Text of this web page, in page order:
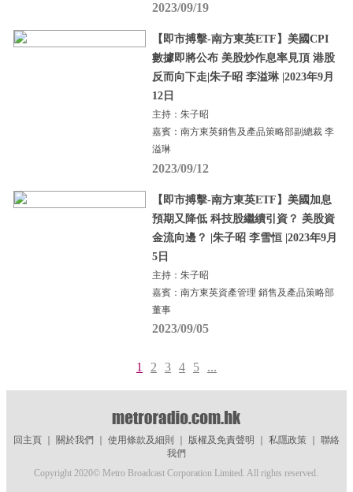
2023/09/19
【即市搏擊-南方東英ETF】美國CPI
數據即將公布 美股炒作息率見頂 港股
反而向下走|朱子昭 李溢琳 |2023年9月
12日
主持：朱子昭
嘉賓：南方東英銷售及產品策略部副總裁 李
溢琳
2023/09/12
【即市搏擊-南方東英ETF】美國加息
預期又降低 科技股繼續引資？ 美股資
金流向邊？ |朱子昭 李雪恒 |2023年9月
5日
主持：朱子昭
嘉賓：南方東英資產管理 銷售及產品策略部
董事
2023/09/05
1 2 3 4 5 ...
回主頁｜ 關於我們 使用條款及細則 版權及免責聲明 私隱政策｜ 聯絡
我們
Copyright 2020© Metro Broadcast Corporation Limited. All rights reserved.